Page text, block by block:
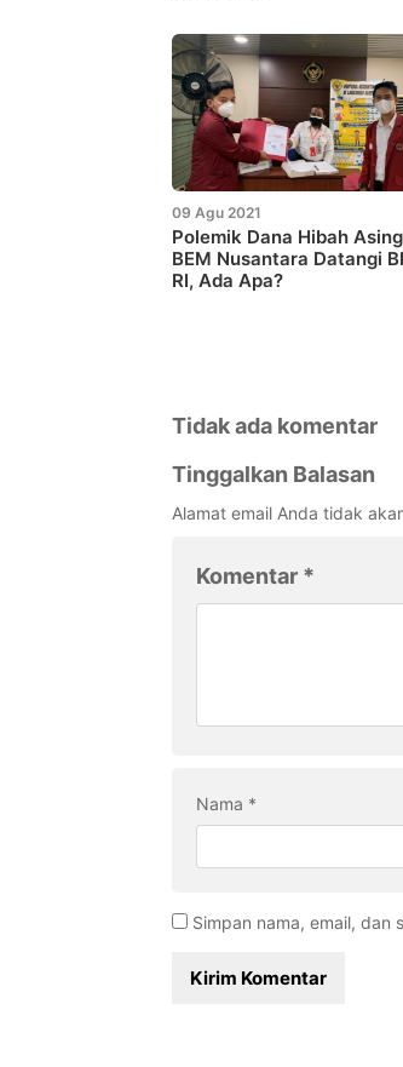
09 Agu 2021
Polemik Dana Hibah
BEM Nusantara Datangi
RI, Ada Apa?
Tidak ada komentar
Tinggalkan Balasan
Alamat email Anda tidak
Komentar *
Nama *
Simpan nama, email,